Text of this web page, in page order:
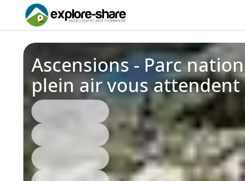
Ascensions - Parc
plein air vous attendent